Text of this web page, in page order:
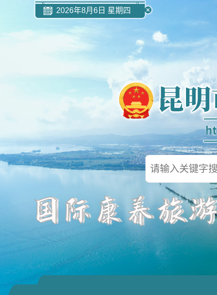
2026年8月6日 星期四